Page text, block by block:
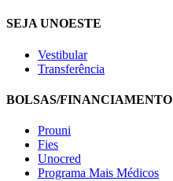
SEJA UNOESTE
Vestibular
Transferência
BOLSAS/FINANCIAMENTO
Prouni
Fies
Unocred
Programa Mais Médicos